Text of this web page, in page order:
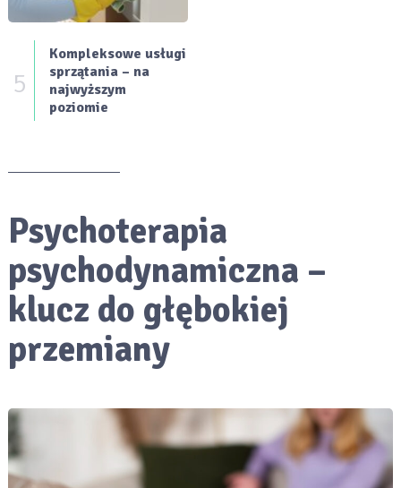
5
Kompleksowe usługi
sprzątania – na
najwyższym
poziomie
Psychoterapia
psychodynamiczna –
klucz do głębokiej
przemiany